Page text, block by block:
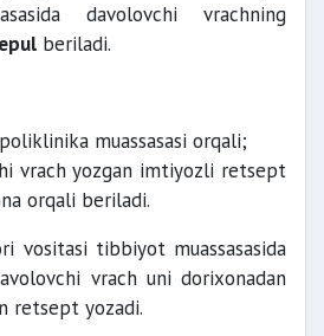
davolovchi vrachning
beriladi.
muassasasi orqali;
vrach yozgan imtiyozli retsept
orqali beriladi.
vositasi tibbiyot muassasasida
vrach uni dorixonadan
retsept yozadi.